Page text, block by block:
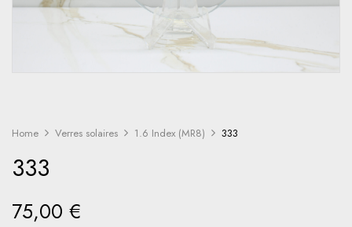
Home Verres solaires 1.6 Index (MR8) 333
333
75,00 €